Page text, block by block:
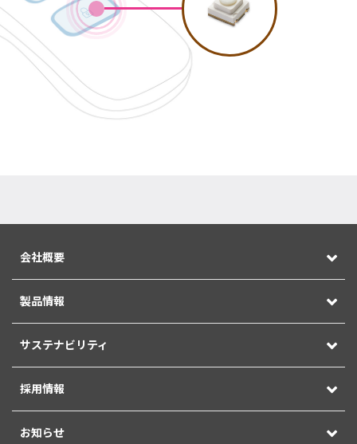
会社概要
製品情報
サステナビリティ
採用情報
お知らせ